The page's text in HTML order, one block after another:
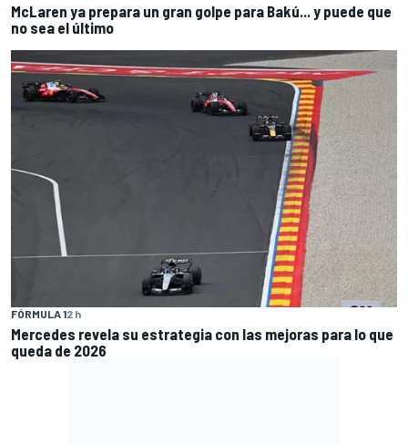
McLaren ya prepara un gran golpe para Bakú... y puede que
no sea el último
FÓRMULA 12 h
Mercedes revela su estrategia con las mejoras para lo que
queda de 2026